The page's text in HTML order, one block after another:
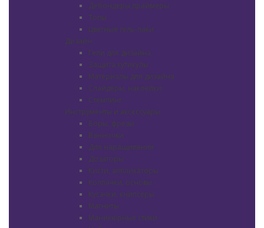
Дебондеры,праймеры
Топы
Цветные гель-лаки
Дизайн
Гели для дизайна
Защита кутикулы
Материалы для дизайна
Слайдеры, наклейки
Стемпинг
Инструменты и аксессуары
Боры, фрезы
Ванночки
Для наращивания
Дозаторы
Кисти, аппликаторы
Колпачки, основы
Кусачки, книпсеры
Магниты
Маникюрные стики